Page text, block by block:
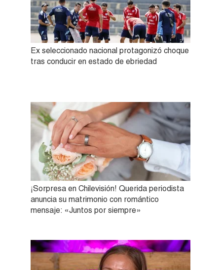
Ex seleccionado nacional protagonizó choque
tras conducir en estado de ebriedad
¡Sorpresa en Chilevisión! Querida periodista
anuncia su matrimonio con romántico
mensaje: «Juntos por siempre»